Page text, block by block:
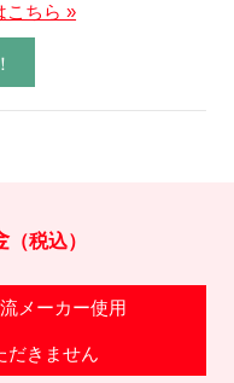
こちら »
（税込）
メーカー使用
だきません